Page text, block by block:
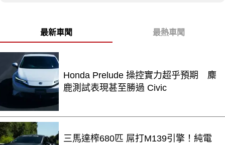
最新車聞 最熱車聞
Honda Prelude 操控實力超乎預期 麋
鹿測試表現甚至勝過 Civic
三馬達榨680匹 屌打M139引擎！純電